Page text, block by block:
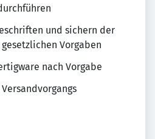
und sichern der
Vorgaben
nach Vorgabe